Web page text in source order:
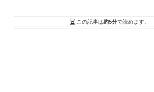
この記事は約5分で読めます。